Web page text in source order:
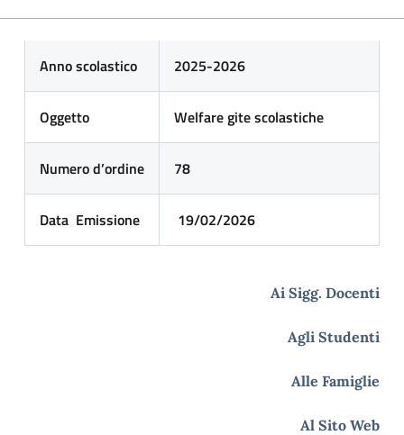
Anno scolastico 2025-2026
Oggetto Welfare gite scolastiche
Numerod’ordine 78
Data Emissione 19/02/2026
Ai Sigg. Docenti
Agli Studenti
Alle Famiglie
Al Sito Web